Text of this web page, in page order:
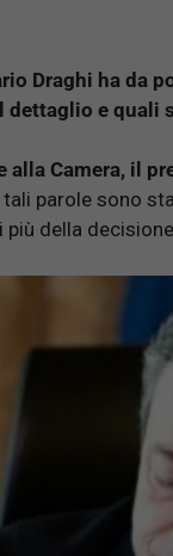
Draghi ha da
e quali
alla Camera, il
tali parole sono
della